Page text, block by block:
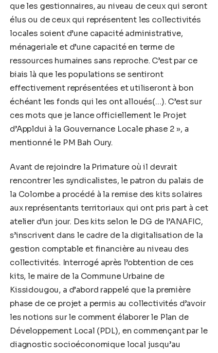
que les gestionnaires, au niveau de ceux qui seront
élus ou de ceux qui représentent les collectivités
locales soient d’une capacité administrative,
ménageriale et d’une capacité en terme de
ressources humaines sans reproche. C’est par ce
biais là que les populations se sentiront
effectivement représentées et utiliseront à bon
échéant les fonds qui les ont alloués(…). C’est sur
ces mots que je lance officiellement le Projet
d’Appldui à la Gouvernance Locale phase 2 », a
mentionné le PM Bah Oury.
Avant de rejoindre la Primature où il devrait
rencontrer les syndicalistes, le patron du palais de
la Colombe a procédé à la remise des kits solaires
aux représentants territoriaux qui ont pris part à cet
atelier d’un jour. Des kits selon le DG de l’ANAFIC,
s’inscrivent dans le cadre de la digitalisation de la
gestion comptable et financière au niveau des
collectivités. Interrogé après l’obtention de ces
kits, le maire de la Commune Urbaine de
Kissidougou, a d’abord rappelé que la première
phase de ce projet a permis au collectivités d’avoir
les notions sur le comment élaborer le Plan de
Développement Local (PDL), en commençant par le
diagnostic socioéconomique local jusqu’au